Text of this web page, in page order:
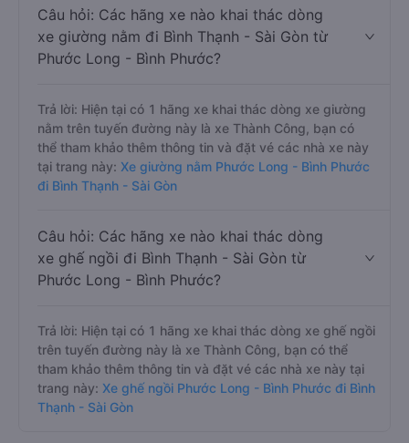
Câu hỏi: Các hãng xe nào khai thác dòng
xe giường nằm đi Bình Thạnh - Sài Gòn từ
Phước Long - Bình Phước?
Trả lời: Hiện tại có 1 hãng xe khai thác dòng xe giường
nằm trên tuyến đường này là xe Thành Công, bạn có
thể tham khảo thêm thông tin và đặt vé các nhà xe này
tại trang này: Xe giường nằm Phước Long - Bình Phước
đi Bình Thạnh - Sài Gòn
Câu hỏi: Các hãng xe nào khai thác dòng
xe ghế ngồi đi Bình Thạnh - Sài Gòn từ
Phước Long - Bình Phước?
Trả lời: Hiện tại có 1 hãng xe khai thác dòng xe ghế ngồi
trên tuyến đường này là xe Thành Công, bạn có thể
tham khảo thêm thông tin và đặt vé các nhà xe này tại
trang này: Xe ghế ngồi Phước Long - Bình Phước đi Bình
Thạnh - Sài Gòn